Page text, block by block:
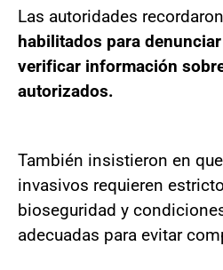
Las autoridades
habilitados para
verificar información
autorizados.
También insistieron en
invasivos requieren
bioseguridad y
adecuadas para evitar